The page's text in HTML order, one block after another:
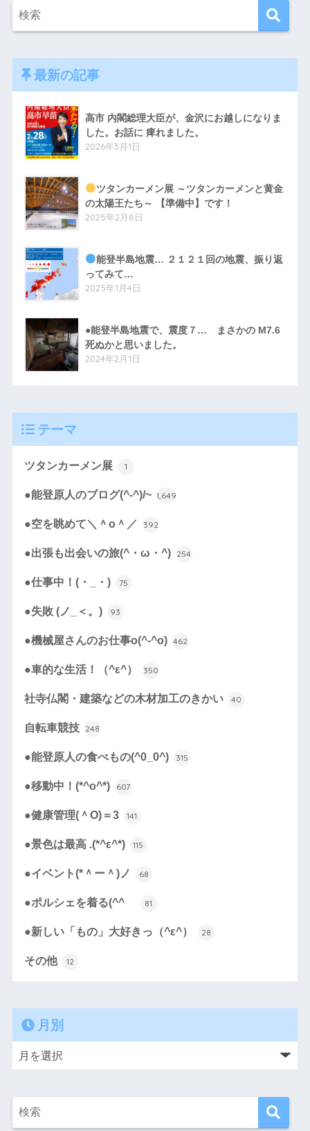
最新の記事
高市 内閣総理大臣が、金沢にお越しになりま
した。お話に 痺れました。
2026年3月1日
ツタンカーメン展 ～ツタンカーメンと黄金
の太陽王たち～ 【準備中】です！
2025年2月8日
能登半島地震… ２１２１回の地震、振り返
ってみて…
2025年1月4日
●能登半島地震で、震度７… まさかの M7.6
死ぬかと思いました。
2024年2月1日
テーマ
ツタンカーメン展 1
●能登原人のブログ(^-^)/~ 1,649
●空を眺めて＼＾o＾／ 392
●出張も出会いの旅(^・ω・^) 254
●仕事中！(・_・) 75
●失敗 (ノ_＜。) 93
●機械屋さんのお仕事o(^-^o) 462
●車的な生活！（^ε^） 350
社寺仏閣・建築などの木材加工のきかい 40
自転車競技 248
●能登原人の食べもの(^0_0^) 315
●移動中！(*^o^*) 607
●健康管理(＾O)＝3 141
●景色は最高 .(*^ε^*) 115
●イベント(*＾ー＾)ノ 68
●ポルシェを着る(^^ゞ 81
●新しい「もの」大好きっ（^ε^） 28
その他 12
月別